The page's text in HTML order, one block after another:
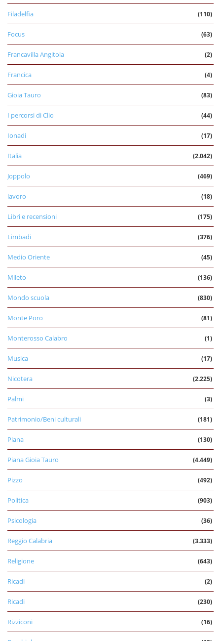
Filadelfia (110)
Focus (63)
Francavilla Angitola (2)
Francica (4)
Gioia Tauro (83)
I percorsi di Clio (44)
Ionadi (17)
Italia (2.042)
Joppolo (469)
lavoro (18)
Libri e recensioni (175)
Limbadi (376)
Medio Oriente (45)
Mileto (136)
Mondo scuola (830)
Monte Poro (81)
Monterosso Calabro (1)
Musica (17)
Nicotera (2.225)
Palmi (3)
Patrimonio/Beni culturali (181)
Piana (130)
Piana Gioia Tauro (4.449)
Pizzo (492)
Politica (903)
Psicologia (36)
Reggio Calabria (3.333)
Religione (643)
Ricadi (2)
Ricadi (230)
Rizziconi (16)